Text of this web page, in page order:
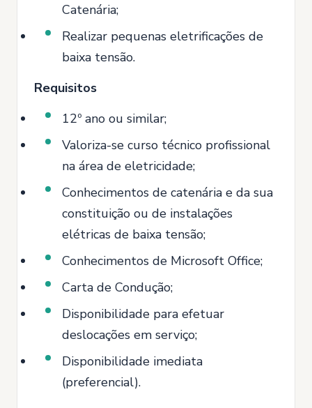
Catenária;
Realizar pequenas eletrificações de
baixa tensão.
Requisitos
12º ano ou similar;
Valoriza-se curso técnico profissional
na área de eletricidade;
Conhecimentos de catenária e da sua
constituição ou de instalações
elétricas de baixa tensão;
Conhecimentos de Microsoft Office;
Carta de Condução;
Disponibilidade para efetuar
deslocações em serviço;
Disponibilidade imediata
(preferencial).